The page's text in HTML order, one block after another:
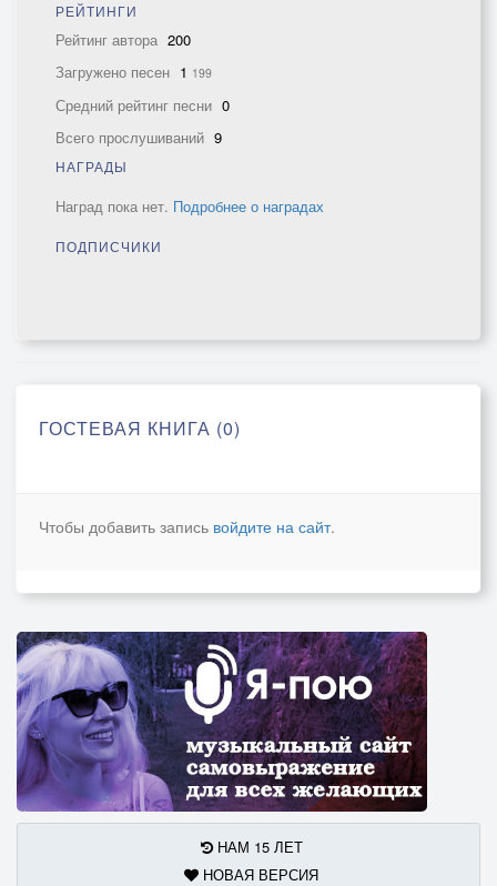
РЕЙТИНГИ
Рейтинг автора 200
Загружено песен 1 199
Средний рейтинг песни 0
Всего прослушиваний 9
НАГРАДЫ
Наград пока нет. Подробнее о наградах
ПОДПИСЧИКИ
ГОСТЕВАЯ КНИГА (0)
Чтобы добавить запись войдите на сайт.
НАМ 15 ЛЕТ
НОВАЯ ВЕРСИЯ